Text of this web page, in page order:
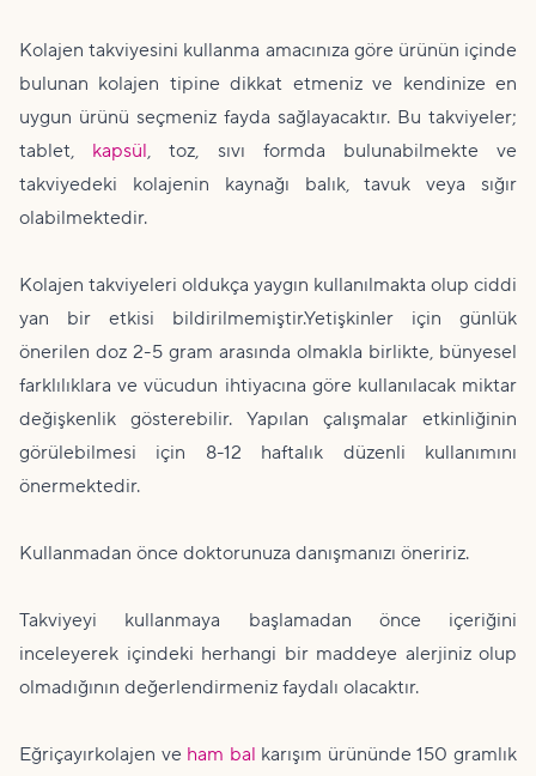
Kolajen takviyesini kullanma amacınıza göre ürünün içinde
bulunan kolajen tipine dikkat etmeniz ve kendinize en
uygun ürünü seçmeniz fayda sağlayacaktır. Bu takviyeler;
tablet, kapsül, toz, sıvı formda bulunabilmekte ve
takviyedeki kolajenin kaynağı balık, tavuk veya sığır
olabilmektedir.
Kolajen takviyeleri oldukça yaygın kullanılmakta olup ciddi
yan bir etkisi bildirilmemiştir.Yetişkinler için günlük
önerilen doz 2-5 gram arasında olmakla birlikte, bünyesel
farklılıklara ve vücudun ihtiyacına göre kullanılacak miktar
değişkenlik gösterebilir. Yapılan çalışmalar etkinliğinin
görülebilmesi için 8-12 haftalık düzenli kullanımını
önermektedir.
Kullanmadan önce doktorunuza danışmanızı öneririz.
Takviyeyi kullanmaya başlamadan önce içeriğini
inceleyerek içindeki herhangi bir maddeye alerjiniz olup
olmadığının değerlendirmeniz faydalı olacaktır.
Eğriçayırkolajen ve ham bal karışım ürününde 150 gramlık